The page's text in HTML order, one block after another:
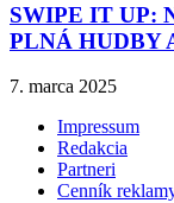
SWIPE IT UP:
PLNÁ HUDBY
7. marca 2025
Impressum
Redakcia
Partneri
Cenník